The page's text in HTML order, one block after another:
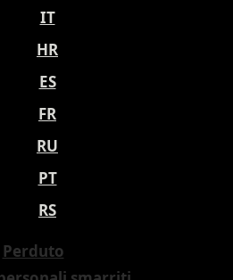
IT
HR
ES
FR
RU
PT
RS
Perduto